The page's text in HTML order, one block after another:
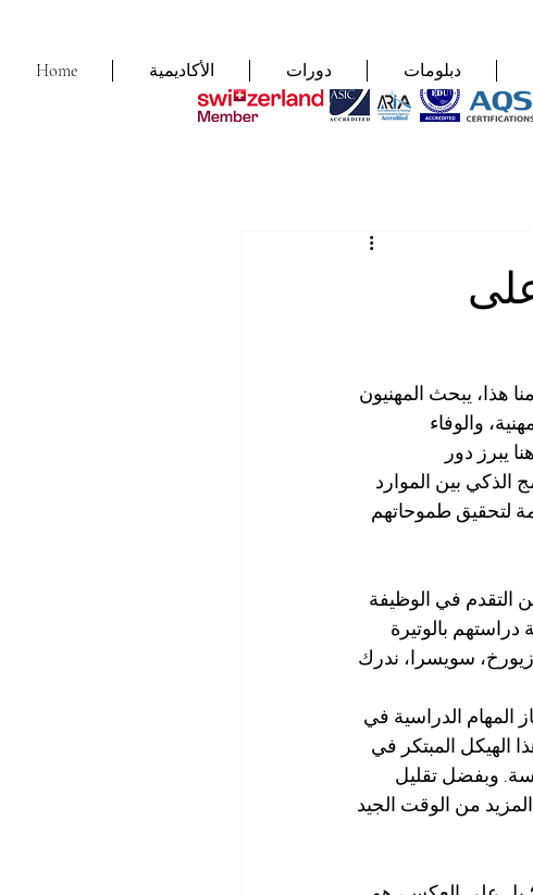
Home الأكاديمية دورات دبلومات
هذا، يبحث المهنيون
والوفاء
يبرز دور
الذكي بين الموارد
لتحقيق طموحاتهم
التقدم في الوظيفة
دراستهم بالوتيرة
زيورخ، سويسرا، ندرك
المهام الدراسية في
الهيكل المبتكر في
وبفضل تقليل
من الوقت الجيد